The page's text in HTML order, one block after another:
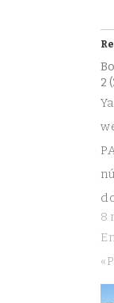
2
8
En